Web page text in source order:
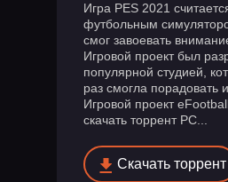
Игра PES 2021
футбольным
смог завоевать
Игровой проект был
популярной студией,
раз смогла порадовать
Игровой проект
скачать торрент PC...
Скачать торрент